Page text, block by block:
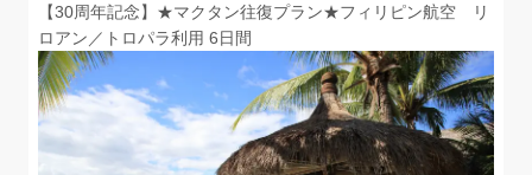
【30周年記念】★マクタン往復プラン★フィリピン航空 リ
ロアン／トロパラ利用 6日間